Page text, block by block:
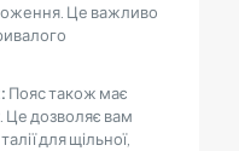
Це важливо
Пояс також має
. Це дозволяє вам
для щільної,